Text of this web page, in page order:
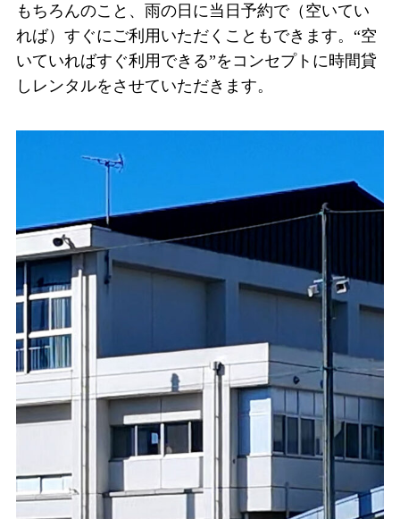
もちろんのこと、雨の日に当日予約で（空いてい
れば）すぐにご利用いただくこともできます。“空
いていればすぐ利用できる”をコンセプトに時間貸
しレンタルをさせていただきます。